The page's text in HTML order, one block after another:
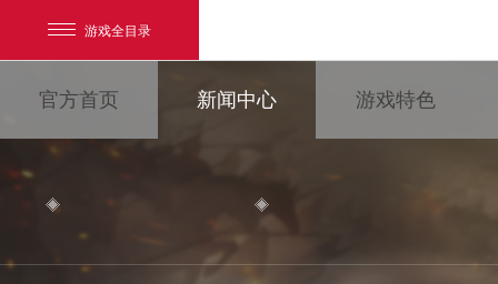
游戏全目录
官方首页 新闻中心 游戏特色